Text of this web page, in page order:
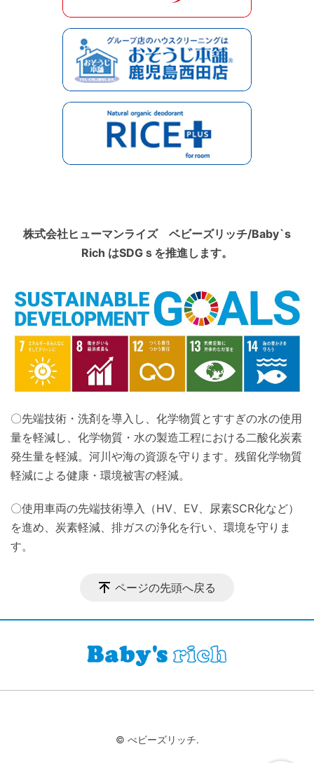
株式会社ヒューマンライズ ベビーズリッチ/Baby`s
Rich はSDGｓを推進します。
〇先端技術・洗剤を導入し、化学物質とすすぎの水の使用
量を軽減し、化学物質・水の製造工程における二酸化炭素
発生量を軽減。河川や海の資源を守ります。残留化学物質
軽減による健康・環境被害の軽減。
〇使用車両の先端技術導入（HV、EV、尿素SCR化など）
を進め、炭素軽減、排ガスの浄化を行い、環境を守りま
す。
ページの先頭へ戻る
© べビーズリッチ.